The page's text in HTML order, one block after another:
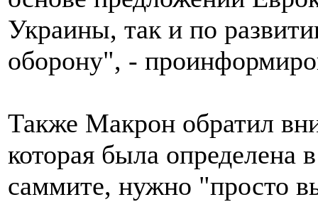
Украины, так и по
оборону", -
Также Макрон обратил
которая была определена
саммите, нужно "просто